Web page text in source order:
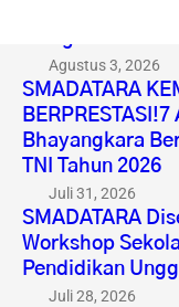
2026
Mengabdi untuk
Agustus 3, 2026
SMADATARA
Bhayangkara
TNI Tahun 2026
Juli 31, 2026
SMADATARA
Workshop
Pendidikan
Juli 28, 2026